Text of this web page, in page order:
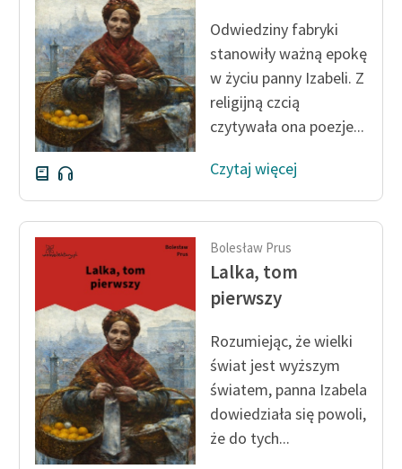
Zasady wykorzystania
Wolnych Lektur
Logotypy
Materiały promocyjne
Polityka prywatności
Dane fundacji i
sprawozdania finansowe
Regulamin darowizn
Informacja o treściach
wrażliwych
Deklaracja dostępności
Odwiedziny fabryki
stanowiły ważną epokę
w życiu panny Izabeli. Z
religijną czcią
czytywała ona poezje...
Czytaj więcej
Bolesław Prus
Lalka, tom
pierwszy
Rozumiejąc, że wielki
świat jest wyższym
światem, panna Izabela
dowiedziała się powoli,
że do tych...